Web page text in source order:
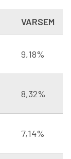
VARSEM
9,18%
8,32%
7,14%